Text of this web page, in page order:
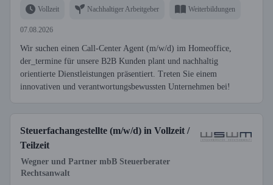
Vollzeit Nachhaltiger Arbeitgeber Weiterbildungen
07.08.2026
Wir suchen einen Call-Center Agent (m/w/d) im Homeoffice,
der_termine für unsere B2B Kunden plant und nachhaltig
orientierte Dienstleistungen präsentiert. Treten Sie einem
innovativen und verantwortungsbewussten Unternehmen bei!
Steuerfachangestellte (m/w/d) in Vollzeit /
Teilzeit
Wegner und Partner mbB Steuerberater
Rechtsanwalt